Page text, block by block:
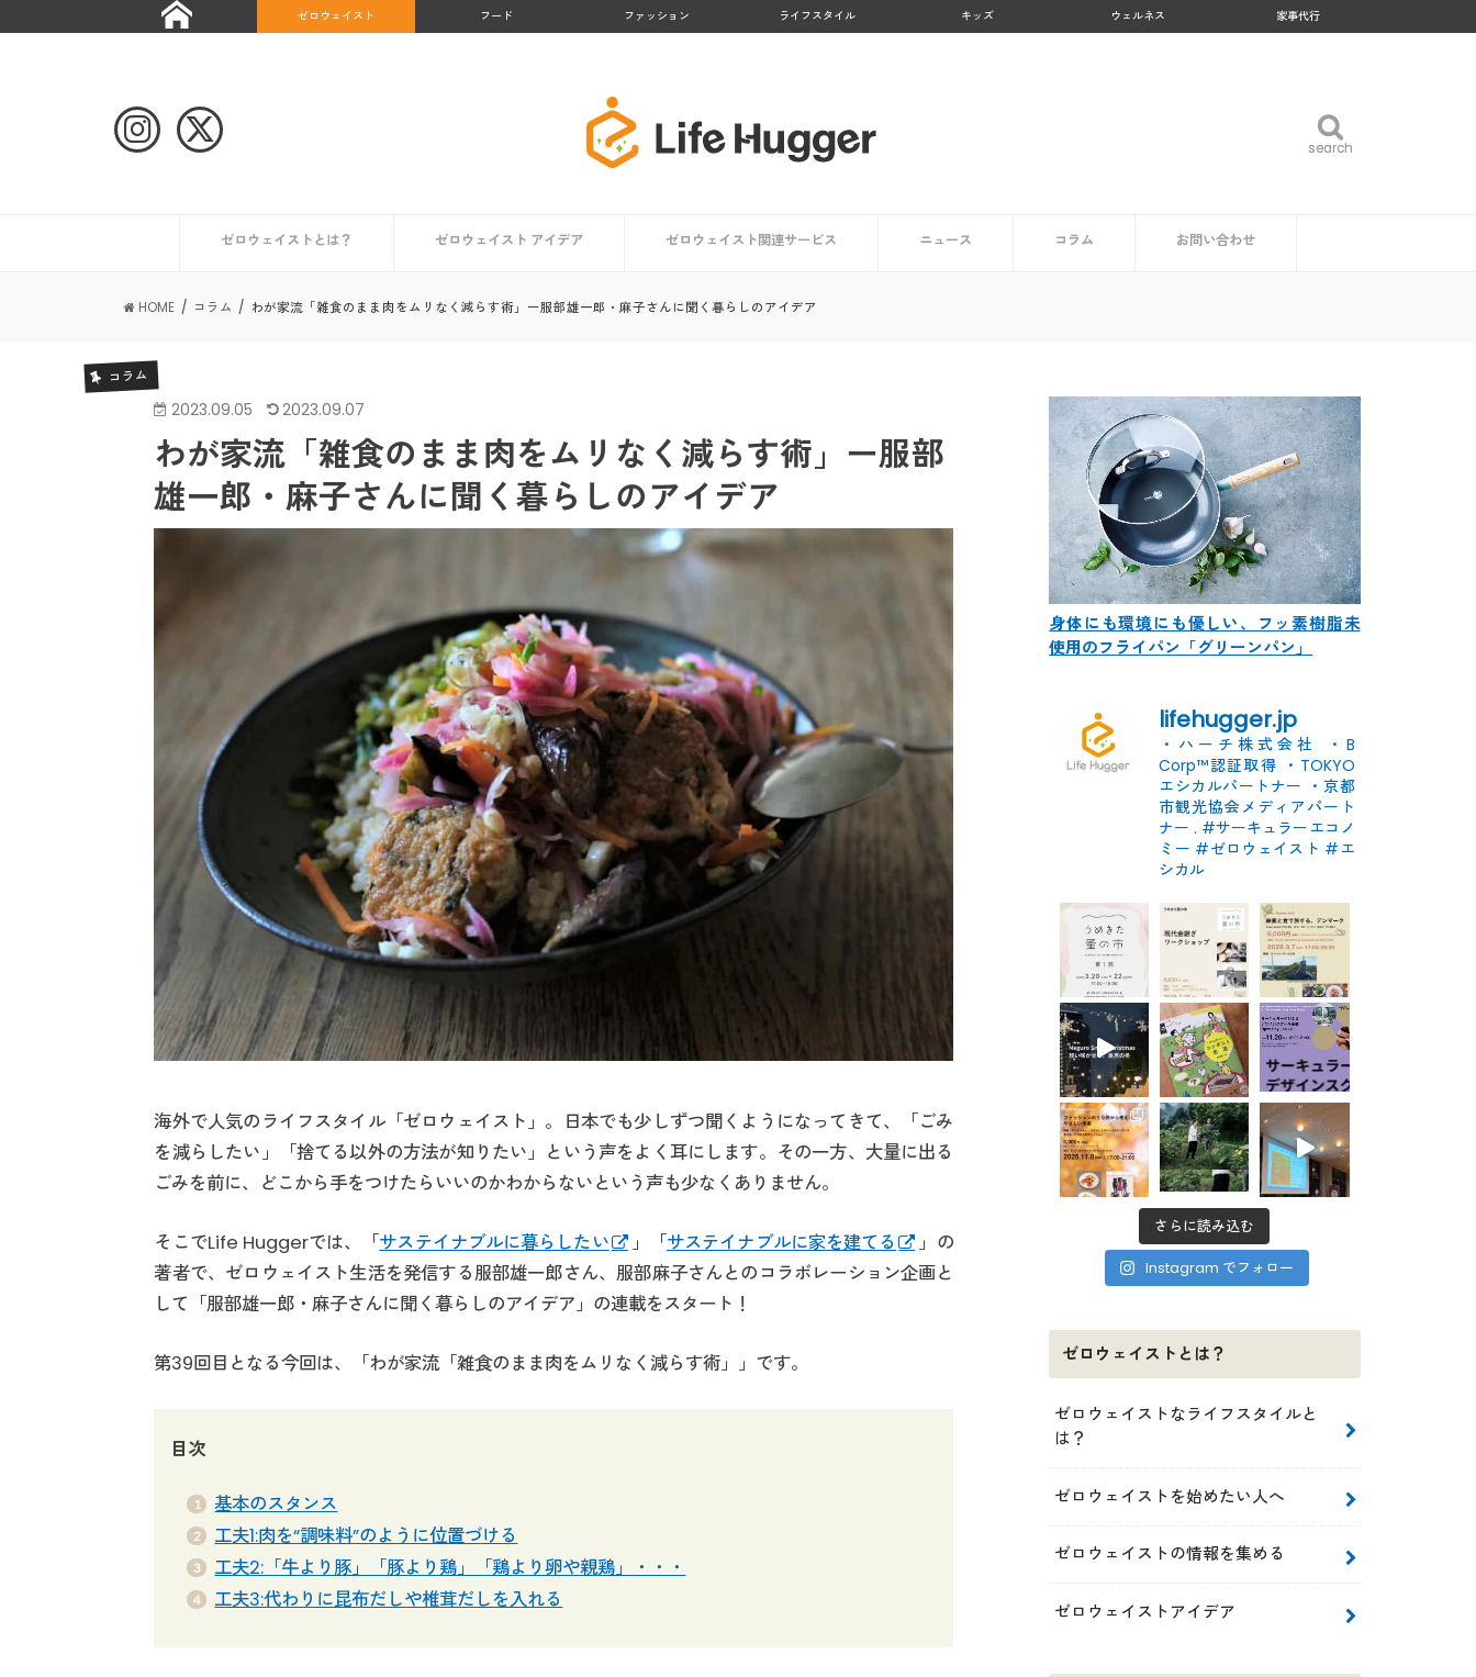
ゼロウェイスト フード ファッション ライフスタイル キッズ ウェルネス 家事代行
search
search
ゼロウェイストとは？
言
ゼロウェイスト アイデア ゼロウェイスト関連サービス ニュース コラム お問い合わせ
HOME コラム わが家流「雑食のまま肉をムリなく減らす術」ー服部雄一郎・麻子さんに聞く暮らしのアイデア
コラム
2023.09.05 2023.09.07
わが家流「雑食のまま肉をムリなく減らす術」ー服部
雄一郎・麻子さんに聞く暮らしのアイデア
海外で人気のライフスタイル「ゼロウェイスト」。日本でも少しずつ聞くようになってきて、「ごみ
を減らしたい」「捨てる以外の方法が知りたい」という声をよく耳にします。その一方、大量に出る
ごみを前に、どこから手をつけたらいいのかわからないという声も少なくありません。
そこでLife Huggerでは、「サステイナブルに暮らしたい 」「サステイナブルに家を建てる
」の
著者で、ゼロウェイスト生活を発信する服部雄一郎さん、服部麻子さんとのコラボレーション企画と
して「服部雄一郎・麻子さんに聞く暮らしのアイデア」の連載をスタート！
第39回目となる今回は、「わが家流「雑食のまま肉をムリなく減らす術」」です。
目次
基本のスタンス
工夫1:肉を“調味料”のように位置づける
工夫2:「牛より豚」「豚より鶏」「鶏より卵や親鶏」・・・
工夫3:代わりに昆布だしや椎茸だしを入れる
身体にも環境にも優しい、フッ素樹脂未
使用のフライパン「グリーンパン」
lifehugger.jp
・ハーチ株式会社
・B
Corp™認証取得 ・TOKYO
エシカルパートナー ・京都
市観光協会メディアパート
ナー . #サーキュラーエコノ
ミー #ゼロウェイスト #エ
シカル
さらに読み込む
Instagram でフォロー
ゼロウェイストとは？
ゼロウェイストなライフスタイルと
は？
ゼロウェイストを始めたい人へ
ゼロウェイストの情報を集める
ゼロウェイストアイデア